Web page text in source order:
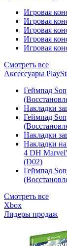
Игровая
Игровая
Игровая
Игровая
Игровая
Смотреть все
Аксессуары
Геймпад
Накладки
Геймпад
Накладки
Накладки
4 DH
(D02)
Геймпад
Смотреть все
Xbox
Лидеры продаж